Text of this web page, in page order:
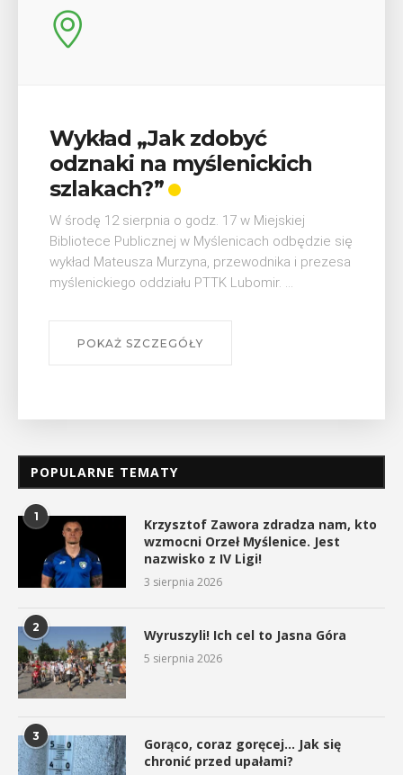
V Turniej Myślimira.
Mieszczanie i rzemieślnicy
W ostatni weekend wakacji, czyli 29-30 sierpnia w
Myślenicach odbędzie się piąta edycja Turnieju
Myślimira. Wydarzenie organizowane przez
Muzeum Niepodległości w Myślenicach odbędzie
się na ...
POKAŻ SZCZEGÓŁY
POPULARNE TEMATY
1
Krzysztof Zawora zdradza nam, kto
wzmocni Orzeł Myślenice. Jest
nazwisko z IV Ligi!
3 sierpnia 2026
2 Wyruszyli! Ich cel to Jasna Góra
5 sierpnia 2026
3
Gorąco, coraz goręcej… Jak się
chronić przed upałami?